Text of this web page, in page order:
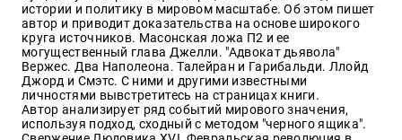
истории и политику в мировом масштабе. Об этом пишет
автор и приводит доказательства на основе широкого
круга источников. Масонская ложа П2 и ее
могущественный глава Джелли. "Адвокат дьявола"
Вержес. Два Наполеона. Талейран и Гарибальди. Ллойд
Джорд и Смэтс. С ними и другими известными
личностями вывстретитесь на страницах книги.
Автор анализирует ряд событий мирового значения,
используя подход, сходный с методом "черного ящика".
Оптовикам
Авторам
Контакты
Мероприятия
+7(499)